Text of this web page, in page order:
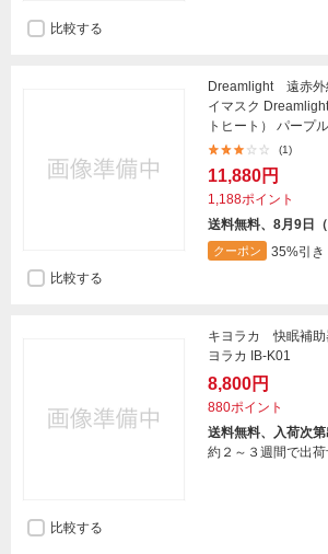
比較する
Dreamlight 遠赤外
イマスク
トヒート） パープ
(1)
11,880円
1,188ポイント
送料無料、8月9日（
クーポン
35%引き
比較する
キヨラカ 快眠補助
ヨラカ IB-K01
8,800円
880ポイント
送料無料、入荷次
約２～３週間で出荷
比較する